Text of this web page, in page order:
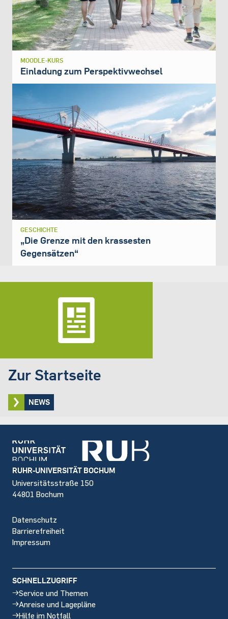
MOODLE-KURS
Einladung zum Perspektivwechsel
GESCHICHTE
„Die Grenze mit den krassesten
Gegensätzen“
Zur Startseite
NEWS
Footer
RUHR-UNIVERSITÄT BOCHUM
Universitätsstraße 150
44801 Bochum
Datenschutz
Barrierefreiheit
Impressum
SCHNELLZUGRIFF
Service und Themen
Anreise und Lagepläne
Hilfe im Notfall